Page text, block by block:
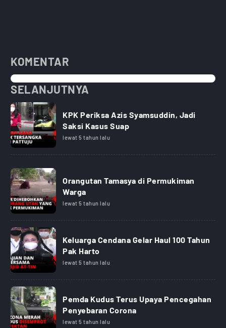
KOMENTAR
SELANJUTNYA
KPK Periksa Azis Syamsuddin, Jadi
Saksi Kasus Suap
lewat 5 tahun lalu
Orangutan Tamasya di Permukiman
Warga
lewat 5 tahun lalu
Keluarga Cendana Gelar Haul 100 Tahun
Pak Harto
lewat 5 tahun lalu
Pemda Kudus Terus Upaya Pencegahan
Penyebaran Corona
lewat 5 tahun lalu